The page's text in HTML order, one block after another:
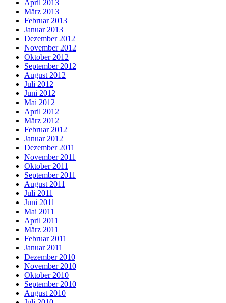
April 2013
März 2013
Februar 2013
Januar 2013
Dezember 2012
November 2012
Oktober 2012
September 2012
August 2012
Juli 2012
Juni 2012
Mai 2012
April 2012
März 2012
Februar 2012
Januar 2012
Dezember 2011
November 2011
Oktober 2011
September 2011
August 2011
Juli 2011
Juni 2011
Mai 2011
April 2011
März 2011
Februar 2011
Januar 2011
Dezember 2010
November 2010
Oktober 2010
September 2010
August 2010